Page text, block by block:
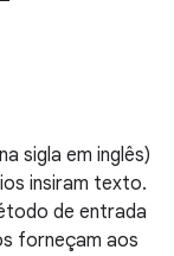
sigla em inglês)
insiram texto.
de entrada
forneçam aos